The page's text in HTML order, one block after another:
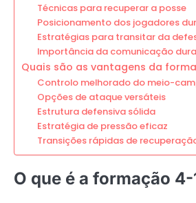
Técnicas para recuperar a posse
Posicionamento dos jogadores
Estratégias para transitar da
Importância da comunicação
Quais são as vantagens da
Controlo melhorado do meio-
Opções de ataque versáteis
Estrutura defensiva sólida
Estratégia de pressão eficaz
Transições rápidas de
O que é a formação